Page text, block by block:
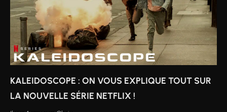
KALEIDOSCOPE : ON VOUS EXPLIQUE TOUT SUR
LA NOUVELLE SÉRIE NETFLIX !